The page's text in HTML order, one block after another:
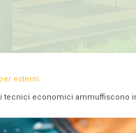
esterni
tecnici economici ammuffiscono